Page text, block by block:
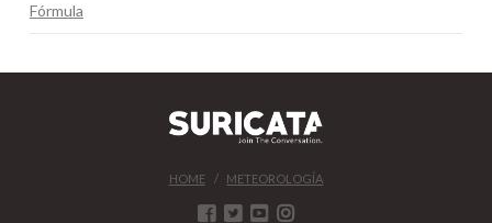
Fórmula
HOME METEOROLOGÍA